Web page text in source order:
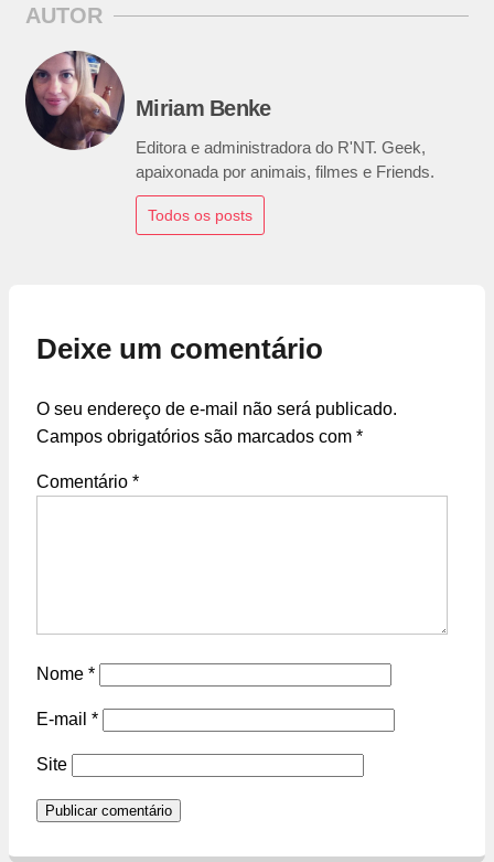
AUTOR
Miriam Benke
Editora e administradora do R'NT. Geek,
apaixonada por animais, filmes e Friends.
Todos os posts
Deixe um comentário
O seu endereço de e-mail não será publicado.
Campos obrigatórios são marcados com *
Comentário *
Nome *
E-mail *
Site